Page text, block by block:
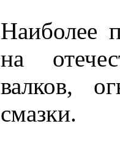
Наиболее
на
валков,
смазки.